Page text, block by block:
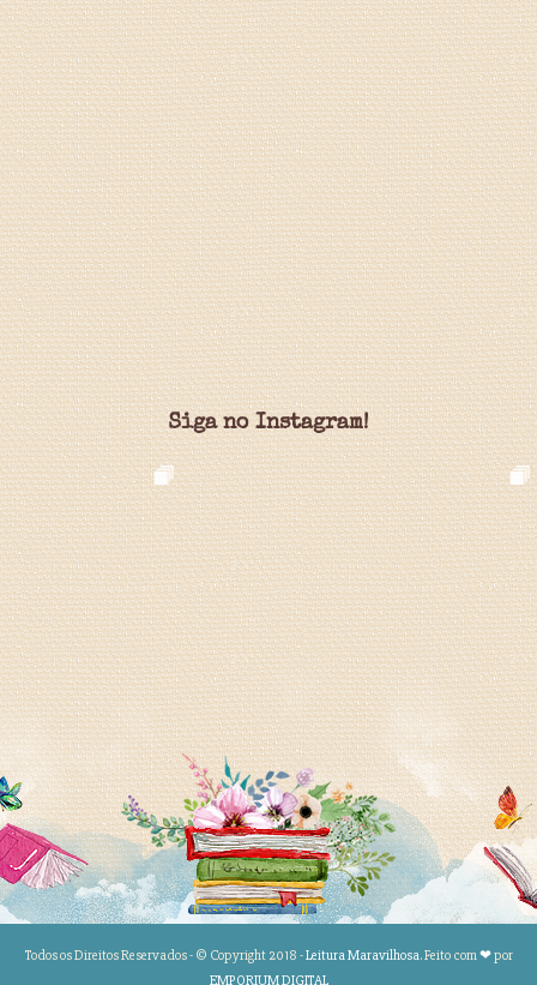
Siga no Instagram!
Todos os Direitos Reservados - © Copyright 2018 -Leitura Maravilhosa. Feito com❤por
EMPORIUM DIGITAL